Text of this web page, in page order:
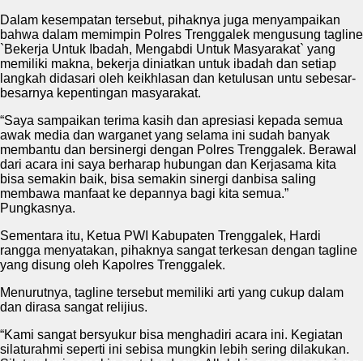
Dalam kesempatan tersebut, pihaknya juga menyampaikan
bahwa dalam memimpin Polres Trenggalek mengusung tagline
`Bekerja Untuk Ibadah, Mengabdi Untuk Masyarakat` yang
memiliki makna, bekerja diniatkan untuk ibadah dan setiap
langkah didasari oleh keikhlasan dan ketulusan untu sebesar-
besarnya kepentingan masyarakat.
“Saya sampaikan terima kasih dan apresiasi kepada semua
awak media dan warganet yang selama ini sudah banyak
membantu dan bersinergi dengan Polres Trenggalek. Berawal
dari acara ini saya berharap hubungan dan Kerjasama kita
bisa semakin baik, bisa semakin sinergi danbisa saling
membawa manfaat ke depannya bagi kita semua.”
Pungkasnya.
Sementara itu, Ketua PWI Kabupaten Trenggalek, Hardi
rangga menyatakan, pihaknya sangat terkesan dengan tagline
yang disung oleh Kapolres Trenggalek.
Menurutnya, tagline tersebut memiliki arti yang cukup dalam
dan dirasa sangat relijius.
“Kami sangat bersyukur bisa menghadiri acara ini. Kegiatan
silaturahmi seperti ini sebisa mungkin lebih sering dilakukan.